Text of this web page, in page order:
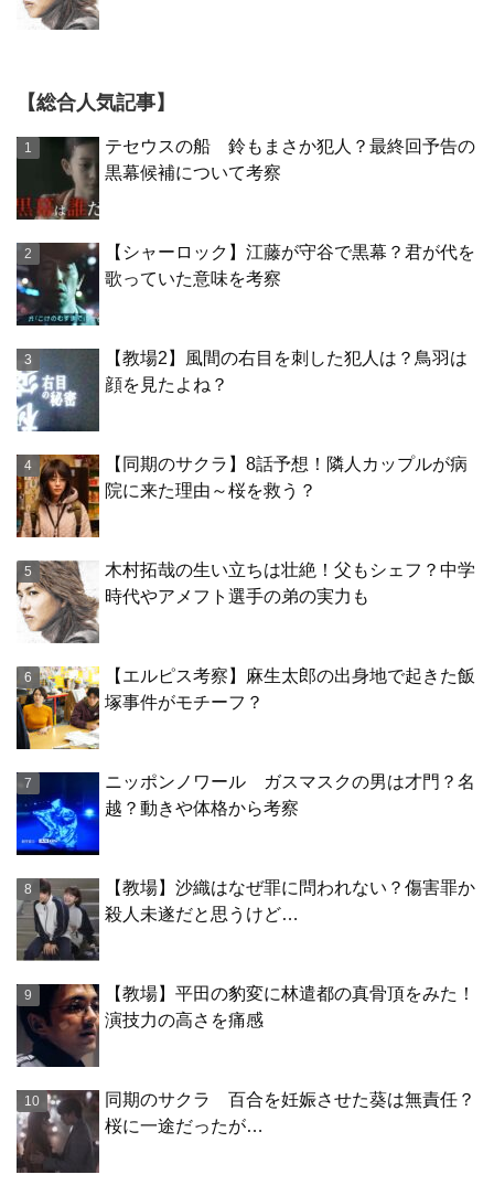
【総合人気記事】
テセウスの船 鈴もまさか犯人？最終回予告の
黒幕候補について考察
【シャーロック】江藤が守谷で黒幕？君が代を
歌っていた意味を考察
【教場2】風間の右目を刺した犯人は？鳥羽は
顔を見たよね？
【同期のサクラ】8話予想！隣人カップルが病
院に来た理由～桜を救う？
木村拓哉の生い立ちは壮絶！父もシェフ？中学
時代やアメフト選手の弟の実力も
【エルピス考察】麻生太郎の出身地で起きた飯
塚事件がモチーフ？
ニッポンノワール ガスマスクの男は才門？名
越？動きや体格から考察
【教場】沙織はなぜ罪に問われない？傷害罪か
殺人未遂だと思うけど…
【教場】平田の豹変に林遣都の真骨頂をみた！
演技力の高さを痛感
同期のサクラ 百合を妊娠させた葵は無責任？
桜に一途だったが…